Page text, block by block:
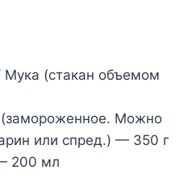
(cтaкaн oбъeмoм
Moжнo
или cпpeд.) — 350 г
200 мл